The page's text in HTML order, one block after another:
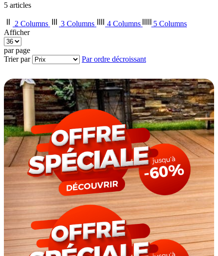
5 articles
2 Columns 3 Columns 4 Columns
5 Columns
Afficher
par page
Trier par
Par ordre décroissant